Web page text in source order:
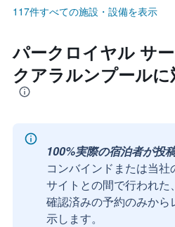
117件すべての施設・設備を表示
パークロイヤル サ
クアラルンプール
100%実際の宿泊者が投稿
コンバインドまたは当
サイトとの間で行われた
確認済みの予約のみか
示します。